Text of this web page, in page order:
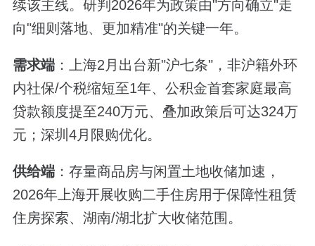
续该主线。研判2026年为政策由"方向确立"走
向"细则落地、更加精准"的关键一年。
需求端：上海2月出台新"沪七条"，非沪籍外环
内社保/个税缩短至1年、公积金首套家庭最高
贷款额度提至240万元、叠加政策后可达324万
元；深圳4月限购优化。
供给端：存量商品房与闲置土地收储加速，
2026年上海开展收购二手住房用于保障性租赁
住房探索、湖南/湖北扩大收储范围。